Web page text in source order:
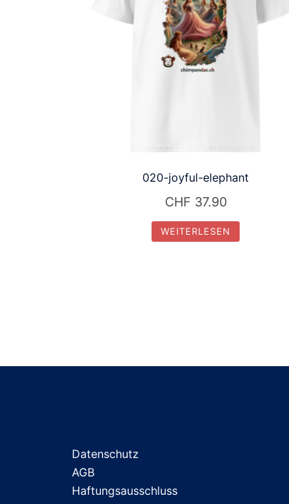
020-joyful-elephant
CHF 37.90
WEITERLESEN
Datenschutz
AGB
Haftungsausschluss